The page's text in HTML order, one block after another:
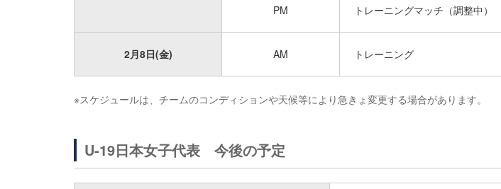
PM トレーニングマッチ（調整中）
2月8日(金) AM トレーニング
※スケジュールは、チームのコンディションや天候等により急きょ変更する場合があります。
U-19日本女子代表 今後の予定